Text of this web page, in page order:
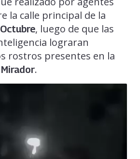
la calle principal de la
, luego de que las
lograran
rostros presentes en la
Mirador.